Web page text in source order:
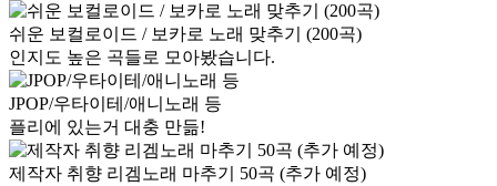
쉬운 보컬로이드 / 보카로 노래 맞추기 (200곡)
인지도 높은 곡들로 모아봤습니다.
JPOP/우타이테/애니노래 등
플리에 있는거 대충 만듦!
제작자 취향 리겜노래 마추기 50곡 (추가 예정)